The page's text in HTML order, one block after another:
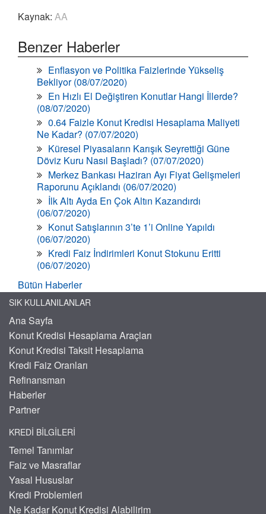
Kaynak: AA
Benzer Haberler
Enflasyon ve Politika Faizlerinde Yükseliş
Bekliyor (08/07/2020)
En Hızlı El Değiştiren Konutlar Hangi İllerde?
(08/07/2020)
0.64 Faizle Konut Kredisi Hesaplama Maliyeti
Ne Kadar? (07/07/2020)
Küresel Piyasaların Karışık Seyrettiği Güne
Döviz Kuru Nasıl Başladı? (07/07/2020)
Merkez Bankası Haziran Ayı Fiyat Gelişmeleri
Raporunu Açıklandı (06/07/2020)
İlk Altı Ayda En Çok Altın Kazandırdı
(06/07/2020)
Konut Satışlarının 3’te 1’i Online Yapıldı
(06/07/2020)
Kredi Faiz İndirimleri Konut Stokunu Eritti
(06/07/2020)
Bütün Haberler
SIK KULLANILANLAR
Ana Sayfa
Konut Kredisi Hesaplama Araçları
Konut Kredisi Taksit Hesaplama
Kredi Faiz Oranları
Refinansman
Haberler
Partner
KREDI BILGILERI
Temel Tanımlar
Faiz ve Masraflar
Yasal Hususlar
Kredi Problemleri
Ne Kadar Konut Kredisi Alabilirim